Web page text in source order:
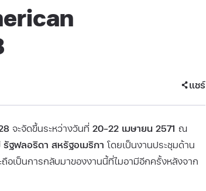
แชร์
จะจัดขึ้นระหว่างวันที่ 20–22 เมษายน 2571 ณ
ฐฟลอริดา สหรัฐอเมริกา โดยเป็นงานประชุมด้าน
เป็นการกลับมาของงานนี้ที่ไมอามีอีกครั้งหลังจาก